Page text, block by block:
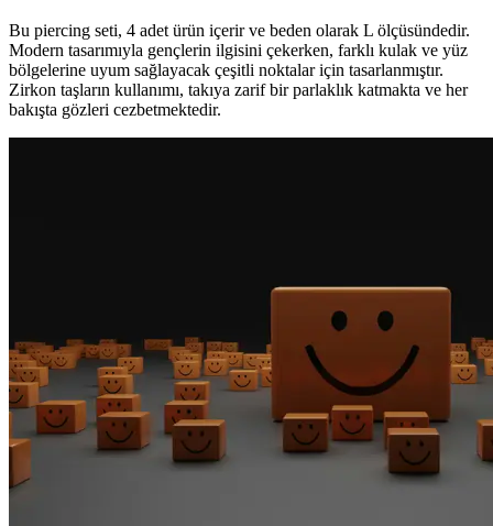
Bu piercing seti, 4 adet ürün içerir ve beden olarak L ölçüsündedir.
Modern tasarımıyla gençlerin ilgisini çekerken, farklı kulak ve yüz
bölgelerine uyum sağlayacak çeşitli noktalar için tasarlanmıştır.
Zirkon taşların kullanımı, takıya zarif bir parlaklık katmakta ve her
bakışta gözleri cezbetmektedir.